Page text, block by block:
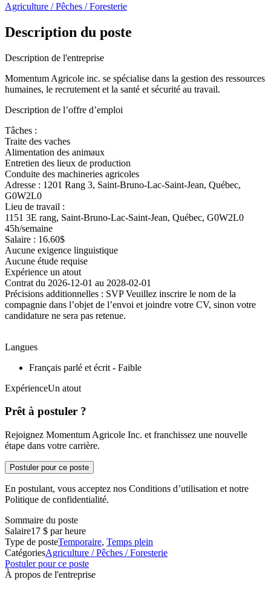
Agriculture / Pêches / Foresterie
Description du poste
Description de l'entreprise
Momentum Agricole inc. se spécialise dans la gestion des ressources
humaines, le recrutement et la santé et sécurité au travail.
Description de l’offre d’emploi
Tâches :
Traite des vaches
Alimentation des animaux
Entretien des lieux de production
Conduite des machineries agricoles
Adresse : 1201 Rang 3, Saint-Bruno-Lac-Saint-Jean, Québec,
G0W2L0
Lieu de travail :
1151 3E rang, Saint-Bruno-Lac-Saint-Jean, Québec, G0W2L0
45h/semaine
Salaire : 16.60$
Aucune exigence linguistique
Aucune étude requise
Expérience un atout
Contrat du 2026-12-01 au 2028-02-01
Précisions additionnelles : SVP Veuillez inscrire le nom de la
compagnie dans l’objet de l’envoi et joindre votre CV, sinon votre
candidature ne sera pas retenue.
Langues
Français parlé et écrit - Faible
ExpérienceUn atout
Prêt à postuler ?
Rejoignez Momentum Agricole Inc. et franchissez une nouvelle
étape dans votre carrière.
Postuler pour ce poste
En postulant, vous acceptez nos Conditions d’utilisation et notre
Politique de confidentialité.
Sommaire du poste
Salaire17 $ par heure
Type de posteTemporaire, Temps plein
CatégoriesAgriculture / Pêches / Foresterie
Postuler pour ce poste
À propos de l'entreprise